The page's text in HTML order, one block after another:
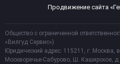
Продвижение сайта
Общество с ограниченной
«Вилгуд Сервис»)
Юридический адрес: 115211, г. Москва,
Москворечье-Сабурово, Ш. Каширское,